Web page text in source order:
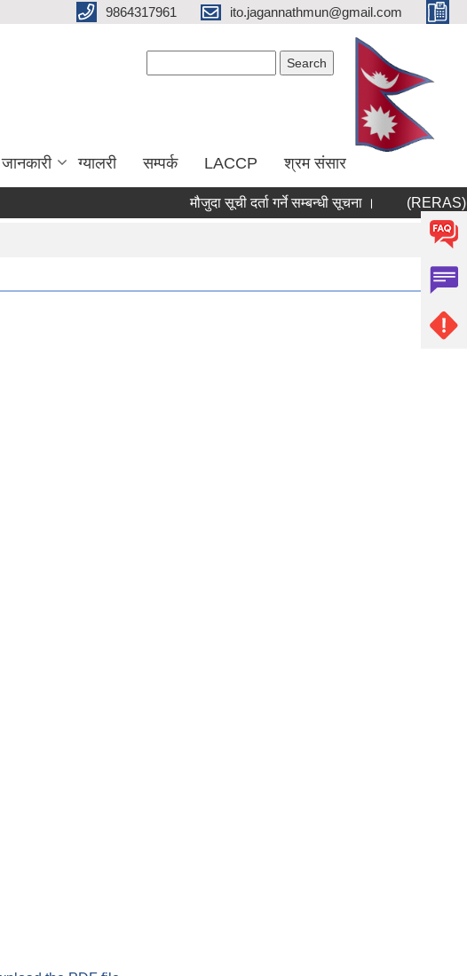
9864317961 ito.jagannathmun@gmail.com
ग्यालरी सम्पर्क LACCP श्रम संसार
मौजुदा सूची दर्ता गर्ने सम्बन्धी सूचना । (RERAS)